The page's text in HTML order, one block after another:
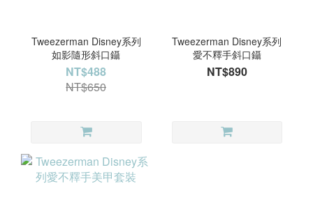
Tweezerman Disney系列
如影隨形斜口鑷
NT$488
NT$650
Tweezerman Disney系列
愛不釋手斜口鑷
NT$890